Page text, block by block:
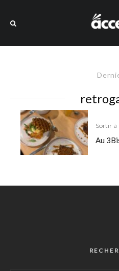
Sortir à
Au